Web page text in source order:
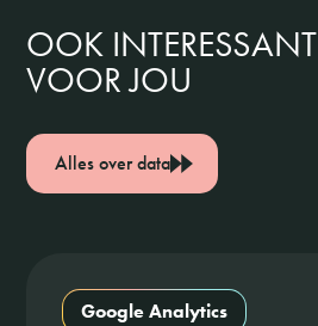
OOK INTERESSANT
VOOR JOU
Alles over data
Google Analytics